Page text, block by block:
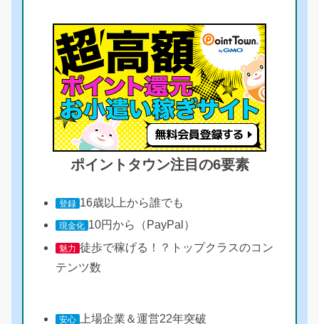
ポイントタウン注目の6要素
登録 16歳以上から誰でも
現金化 10円から（PayPal）
魅力 徒歩で稼げる！？トップクラスのコン
テンツ数
安心 上場企業＆運営22年突破